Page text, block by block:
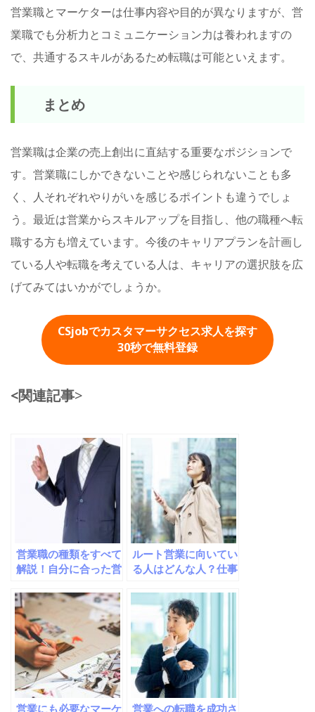
営業職とマーケターは仕事内容や目的が異なりますが、営
業職でも分析力とコミュニケーション力は養われますの
で、共通するスキルがあるため転職は可能といえます。
まとめ
営業職は企業の売上創出に直結する重要なポジションで
す。営業職にしかできないことや感じられないことも多
く、人それぞれやりがいを感じるポイントも違うでしょ
う。最近は営業からスキルアップを目指し、他の職種へ転
職する方も増えています。今後のキャリアプランを計画し
ている人や転職を考えている人は、キャリアの選択肢を広
げてみてはいかがでしょうか。
CSjobでカスタマーサクセス求人を探す
30秒で無料登録
<関連記事>
営業職の種類をすべて
解説！自分に合った営
ルート営業に向いてい
る人はどんな人？仕事
い点は？
営業にも必要なマーケ 営業への転職を成功さ